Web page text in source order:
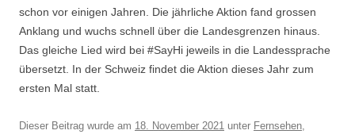
schon vor einigen Jahren. Die jährliche Aktion fand grossen
Anklang und wuchs schnell über die Landesgrenzen hinaus.
Das gleiche Lied wird bei #SayHi jeweils in die Landessprache
übersetzt. In der Schweiz findet die Aktion dieses Jahr zum
ersten Mal statt.
Dieser Beitrag wurde am 18. November 2021 unter Fernsehen,